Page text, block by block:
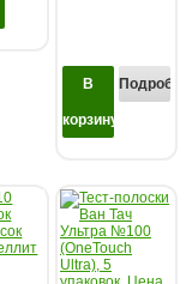
В
корзину